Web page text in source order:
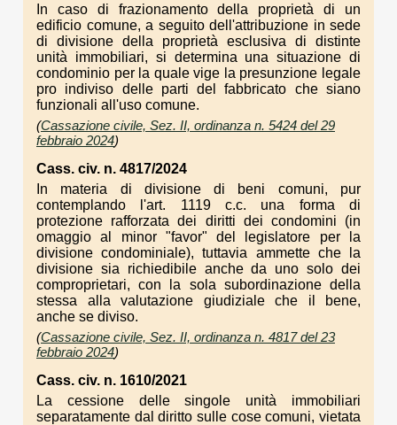
In caso di frazionamento della proprietà di un
edificio comune, a seguito dell'attribuzione in sede
di divisione della proprietà esclusiva di distinte
unità immobiliari, si determina una situazione di
condominio per la quale vige la presunzione legale
pro indiviso delle parti del fabbricato che siano
funzionali all'uso comune.
(Cassazione civile, Sez. II, ordinanza n. 5424 del 29
febbraio 2024)
Cass. civ. n. 4817/2024
In materia di divisione di beni comuni, pur
contemplando l'art. 1119 c.c. una forma di
protezione rafforzata dei diritti dei condomini (in
omaggio al minor "favor" del legislatore per la
divisione condominiale), tuttavia ammette che la
divisione sia richiedibile anche da uno solo dei
comproprietari, con la sola subordinazione della
stessa alla valutazione giudiziale che il bene,
anche se diviso.
(Cassazione civile, Sez. II, ordinanza n. 4817 del 23
febbraio 2024)
Cass. civ. n. 1610/2021
La cessione delle singole unità immobiliari
separatamente dal diritto sulle cose comuni, vietata